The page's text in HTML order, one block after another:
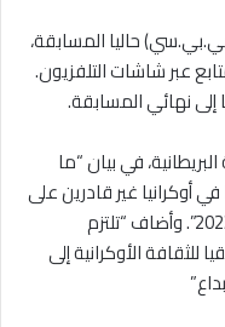
حاليا المسابقة،
زهاء 200 مليون متابع عبر شاشات التلفزيون.
إلى نهائي المسابقة.
في بيان “ما
أوكرانيا غير قادرين على
استضافة مسابقة الأغنية الأوروبية لعام 2023”. وأضاف “تلتزم
الأوكرانية إلى